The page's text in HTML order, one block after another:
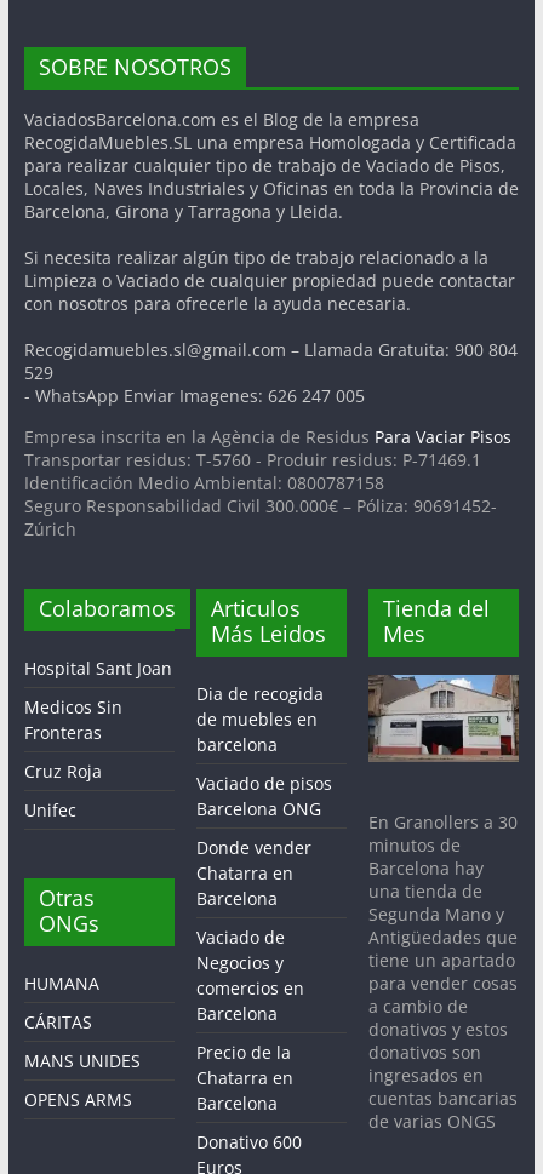
SOBRE NOSOTROS
VaciadosBarcelona.com es el Blog de la empresa
RecogidaMuebles.SL una empresa Homologada y Certificada
para realizar cualquier tipo de trabajo de Vaciado de Pisos,
Locales, Naves Industriales y Oficinas en toda la Provincia de
Barcelona, Girona y Tarragona y Lleida.
Si necesita realizar algún tipo de trabajo relacionado a la
Limpieza o Vaciado de cualquier propiedad puede contactar
con nosotros para ofrecerle la ayuda necesaria.
Recogidamuebles.sl@gmail.com – Llamada Gratuita: 900 804
529
- WhatsApp Enviar Imagenes: 626 247 005
Empresa inscrita en la Agència de Residus Para Vaciar Pisos
Transportar residus: T-5760 - Produir residus: P-71469.1
Identificación Medio Ambiental: 0800787158
Seguro Responsabilidad Civil 300.000€ – Póliza: 90691452-
Zúrich
Colaboramos
Hospital Sant Joan
Medicos Sin
Fronteras
Cruz Roja
Unifec
Otras
ONGs
HUMANA
CÁRITAS
MANS UNIDES
OPENS ARMS
Articulos
Más Leidos
Dia de recogida
de muebles en
barcelona
Vaciado de pisos
Barcelona ONG
Donde vender
Chatarra en
Barcelona
Vaciado de
Negocios y
comercios en
Barcelona
Precio de la
Chatarra en
Barcelona
Donativo 600
Euros
Tienda del
Mes
En Granollers a 30
minutos de
Barcelona hay
una tienda de
Segunda Mano y
Antigüedades que
tiene un apartado
para vender cosas
a cambio de
donativos y estos
donativos son
ingresados en
cuentas bancarias
de varias ONGS